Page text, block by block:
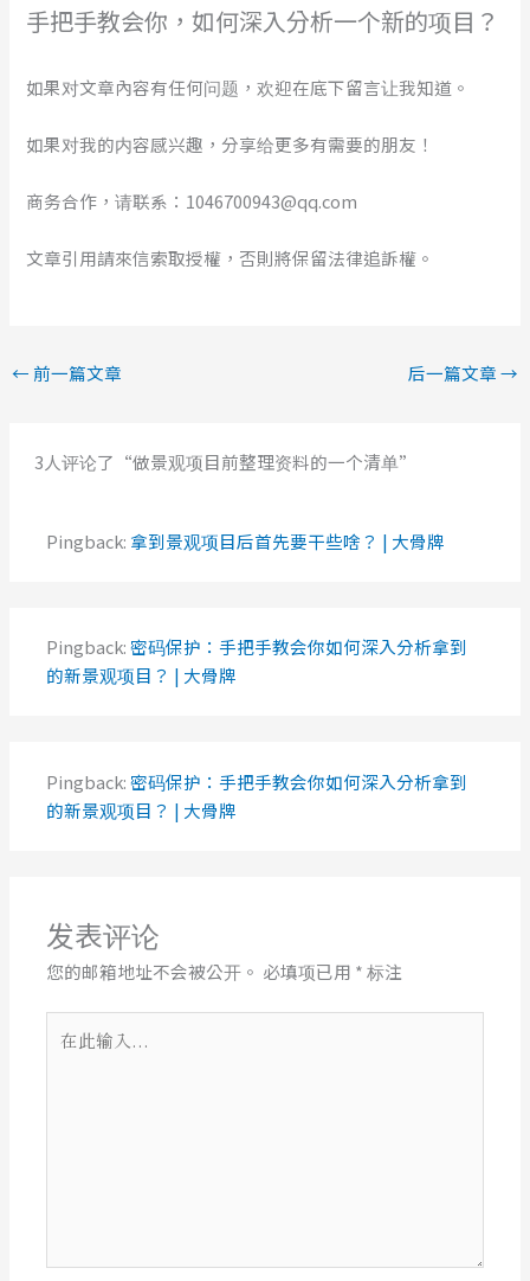
手把手教会你，如何深入分析一个新的项目？
如果对文章內容有任何问题，欢迎在底下留言让我知道。
如果对我的内容感兴趣，分享给更多有需要的朋友！
商务合作，请联系：1046700943@qq.com
文章引用請來信索取授權，否則將保留法律追訴權。
← 前一篇文章 后一篇文章→
3人评论了“做景观项目前整理资料的一个清单”
Pingback: 拿到景观项目后首先要干些啥？ | 大骨牌
Pingback:密码保护：手把手教会你如何深入分析拿到
的新景观项目？ | 大骨牌
Pingback:密码保护：手把手教会你如何深入分析拿到
的新景观项目？ | 大骨牌
发表评论
您的邮箱地址不会被公开。 必填项已用 *标注
此